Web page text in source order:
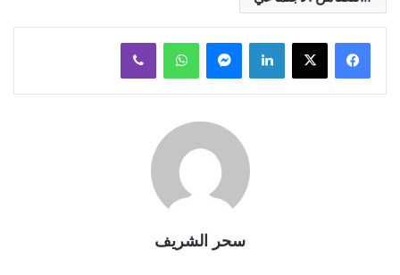
لينكدإن ماسنجر واتساب ڤايبر
سحر الشريف